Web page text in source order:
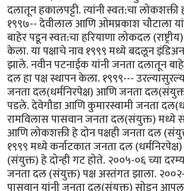
दलातून हकालपट्टी. त्यांनी स्वत:चा लोकशक्ती
१९९७-- देवीलाल आणि ओमप्रकाश चौटाला
बाहेर पडून स्वत:चा हरियाणा लोकदल
केला. या पक्षाचे नाव १९९९ मध्ये बदलून
झाले. नवीन पटनाईक यांनी जनता दलातून
दल हा पक्ष स्थापन केला. १९९९---
जनता दल(धर्मनिरपेक्ष) आणि जनता
पडले. देवेगौडा आणि कुमारस्वामी जनता
रामविलास पासवान जनता दल(संयुक्त) मध्ये
आणि लोकशक्ती हे दोन पक्षही जनता दल
१९९९ मध्ये कर्नाटकात जनता दल
(संयुक्त) हे दोन्ही गट होते. २००५-०६ च्या
जनता दल (संयुक्त) पक्ष अस्तंगत झाला.